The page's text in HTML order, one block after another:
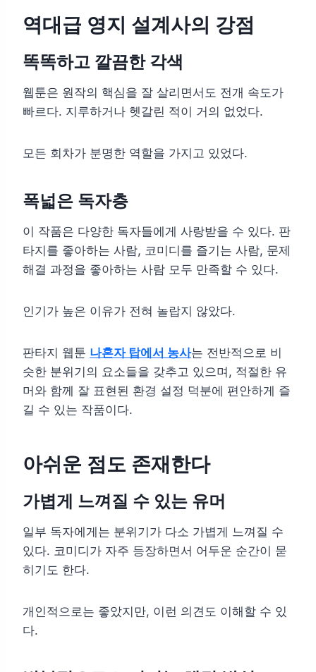
역대급 영지 설계사의 강점
똑똑하고 깔끔한 각색
웹툰은 원작의 핵심을 잘 살리면서도 전개 속도가
빠르다. 지루하거나 헷갈린 적이 거의 없었다.
모든 회차가 분명한 역할을 가지고 있었다.
폭넓은 독자층
이 작품은 다양한 독자들에게 사랑받을 수 있다. 판
타지를 좋아하는 사람, 코미디를 즐기는 사람, 문제
해결 과정을 좋아하는 사람 모두 만족할 수 있다.
인기가 높은 이유가 전혀 놀랍지 않았다.
판타지 웹툰 나혼자 탑에서 농사는 전반적으로 비
슷한 분위기의 요소들을 갖추고 있으며, 적절한 유
머와 함께 잘 표현된 환경 설정 덕분에 편안하게 즐
길 수 있는 작품이다.
아쉬운 점도 존재한다
가볍게 느껴질 수 있는 유머
일부 독자에게는 분위기가 다소 가볍게 느껴질 수
있다. 코미디가 자주 등장하면서 어두운 순간이 묻
히기도 한다.
개인적으로는 좋았지만, 이런 의견도 이해할 수 있
다.